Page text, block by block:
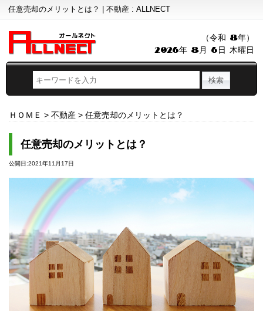
任意売却のメリットとは？ | 不動産 : ALLNECT
（令和 8年）
2026年 8月 6日 木曜日
ＨＯＭＥ > 不動産 > 任意売却のメリットとは？
任意売却のメリットとは？
公開日:2021年11月17日